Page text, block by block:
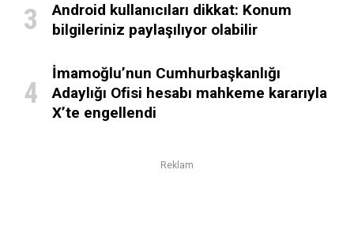
Android kullanıcıları dikkat: Konum
bilgileriniz paylaşılıyor olabilir
İmamoğlu’nun Cumhurbaşkanlığı
Adaylığı Ofisi hesabı mahkeme kararıyla
X’te engellendi
Reklam